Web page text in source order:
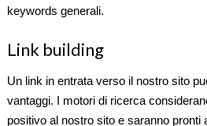
keywords generali.
Link building
Un link in entrata verso il nostro sito
vantaggi. I motori di ricerca
positivo al nostro sito e saranno pronti